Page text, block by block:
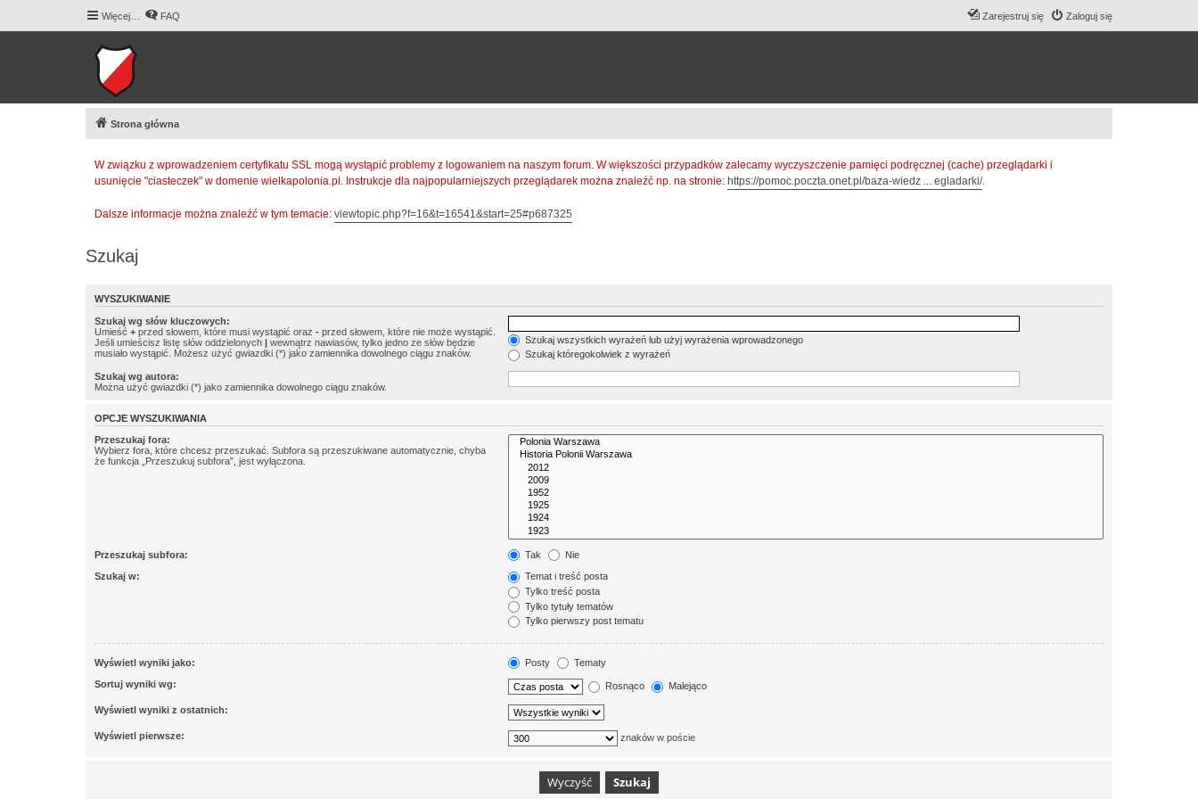
Więcej… FAQ Zaloguj się
Zarejestruj się
Strona główna
W związku z wprowadzeniem certyfikatu SSL mogą wystąpić problemy z logowaniem na naszym forum. W większości przypadków zalecamy wyczyszczenie pamięci podręcznej (cache) przeglądarki i
usunięcie "ciasteczek" w domenie wielkapolonia.pl. Instrukcje dla najpopularniejszych przeglądarek można znaleźć np. na stronie: https://pomoc.poczta.onet.pl/baza-wiedz ... egladarki/.
Dalsze informacje można znaleźć w tym temacie: viewtopic.php?f=16&t=16541&start=25#p687325
Szukaj
WYSZUKIWANIE
Szukaj wg słów kluczowych:
Umieść + przed słowem, które musi wystąpić oraz - przed słowem, które nie może wystąpić.
Jeśli umieścisz listę słów oddzielonych | wewnątrz nawiasów, tylko jedno ze słów będzie
musiało wystąpić. Możesz użyć gwiazdki (*) jako zamiennika dowolnego ciągu znaków.
Szukaj wszystkich wyrażeń lub użyj wyrażenia wprowadzonego
Szukaj któregokolwiek z wyrażeń
Szukaj wg autora:
Można użyć gwiazdki (*) jako zamiennika dowolnego ciągu znaków.
OPCJE WYSZUKIWANIA
Przeszukaj fora:
Wybierz fora, które chcesz przeszukać. Subfora są przeszukiwane automatycznie, chyba
że funkcja „Przeszukuj subfora”, jest wyłączona.
Przeszukaj subfora: Tak Nie
Szukaj w:
Temat i treść posta
Tylko treść posta
Tylko tytuły tematów
Tylko pierwszy post tematu
Wyświetl wyniki jako: Posty Tematy
Sortuj wyniki wg: Rosnąco Malejąco
Wyświetl wyniki z ostatnich:
Wyświetl pierwsze: znaków w poście